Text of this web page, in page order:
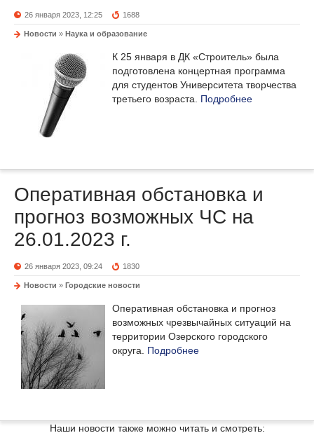
26 января 2023, 12:25 1688
Новости » Наука и образование
К 25 января в ДК «Строитель» была
подготовлена концертная программа
для студентов Университета творчества
третьего возраста. Подробнее
Оперативная обстановка и
прогноз возможных ЧС на
26.01.2023 г.
26 января 2023, 09:24 1830
Новости » Городские новости
Оперативная обстановка и прогноз
возможных чрезвычайных ситуаций на
территории Озерского городского
округа. Подробнее
Наши новости также можно читать и смотреть: